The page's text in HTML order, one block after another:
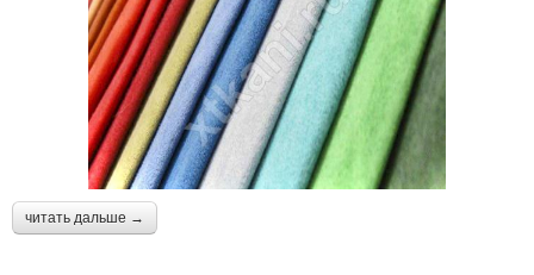
читать дальше →